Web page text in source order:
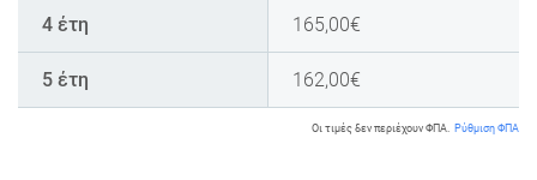
4 έτη 165,00€
5 έτη 162,00€
Οι τιμές δεν περιέχουν ΦΠΑ. Ρύθμιση ΦΠΑ